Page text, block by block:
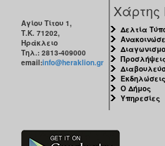
Αγίου Τίτου 1,
Τ.Κ. 71202,
Ηράκλειο
Τηλ.: 2813-409000
email:info@heraklion.gr
Χάρτης
Δελτία
Προσλήψεις
Εκδηλώσεις
Ο Δήμος
Υπηρεσίες